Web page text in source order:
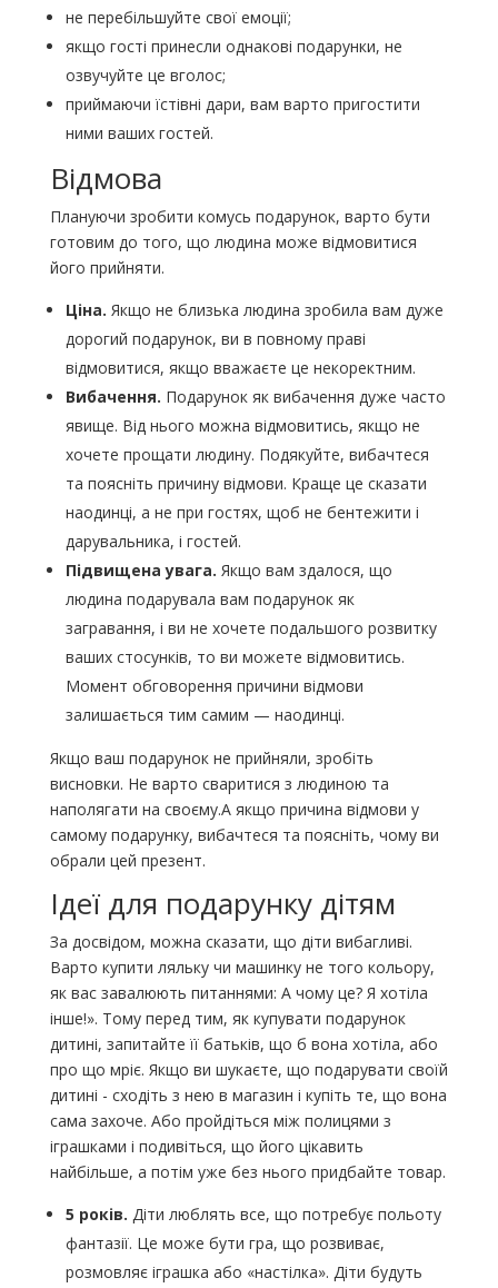
не перебільшуйте свої емоції;
якщо гості принесли однакові подарунки, не
озвучуйте це вголос;
приймаючи їстівні дари, вам варто пригостити
ними ваших гостей.
Відмова
Плануючи зробити комусь подарунок, варто бути
готовим до того, що людина може відмовитися
його прийняти.
Ціна. Якщо не близька людина зробила вам дуже
дорогий подарунок, ви в повному праві
відмовитися, якщо вважаєте це некоректним.
Вибачення. Подарунок як вибачення дуже часто
явище. Від нього можна відмовитись, якщо не
хочете прощати людину. Подякуйте, вибачтеся
та поясніть причину відмови. Краще це сказати
наодинці, а не при гостях, щоб не бентежити і
дарувальника, і гостей.
Підвищена увага. Якщо вам здалося, що
людина подарувала вам подарунок як
загравання, і ви не хочете подальшого розвитку
ваших стосунків, то ви можете відмовитись.
Момент обговорення причини відмови
залишається тим самим — наодинці.
Якщо ваш подарунок не прийняли, зробіть
висновки. Не варто сваритися з людиною та
наполягати на своєму.А якщо причина відмови у
самому подарунку, вибачтеся та поясніть, чому ви
обрали цей презент.
Ідеї ​​для подарунку дітям
За досвідом, можна сказати, що діти вибагливі.
Варто купити ляльку чи машинку не того кольору,
як вас завалюють питаннями: А чому це? Я хотіла
інше!». Тому перед тим, як купувати подарунок
дитині, запитайте її батьків, що б вона хотіла, або
про що мріє. Якщо ви шукаєте, що подарувати своїй
дитині - сходіть з нею в магазин і купіть те, що вона
сама захоче. Або пройдіться між полицями з
іграшками і подивіться, що його цікавить
найбільше, а потім уже без нього придбайте товар.
5 років. Діти люблять все, що потребує польоту
фантазії. Це може бути гра, що розвиває,
розмовляє іграшка або «настілка». Діти будуть